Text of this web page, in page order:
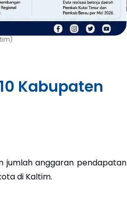
Kabupaten
jumlah anggaran pendapatan
di Kaltim.